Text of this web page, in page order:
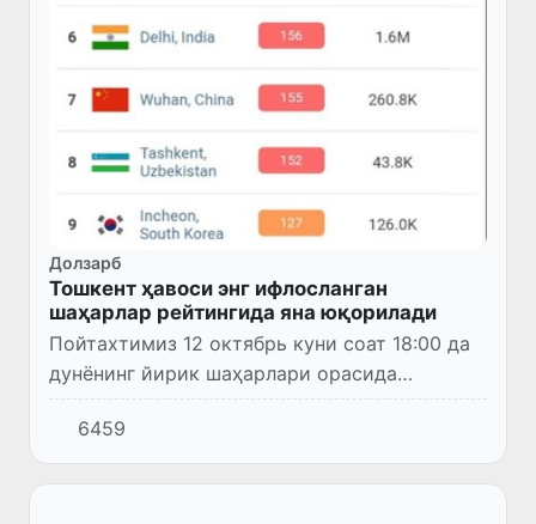
Долзарб
Тошкент ҳавоси энг ифлосланган
шаҳарлар рейтингида яна юқорилади
Пойтахтимиз 12 октябрь куни соат 18:00 да
дунёнинг йирик шаҳарлари орасида
ҳавонинг ифлосланиши бўйича 8 ўринни
эгаллади.
6459